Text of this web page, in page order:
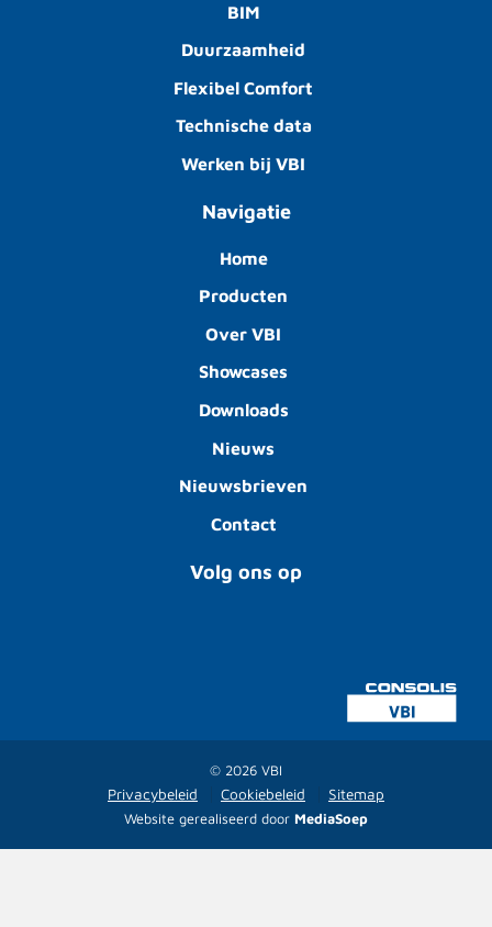
BIM
Duurzaamheid
Flexibel Comfort
Technische data
Werken bij VBI
Navigatie
Home
Producten
Over VBI
Showcases
Downloads
Nieuws
Nieuwsbrieven
Contact
Volg ons op
© 2026 VBI
Privacybeleid Cookiebeleid Sitemap
Website gerealiseerd door MediaSoep